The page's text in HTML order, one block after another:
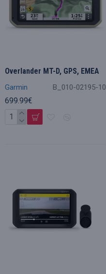
Garmin B_010-02195-10
Overlander MT-D, GPS, EMEA
699.99€